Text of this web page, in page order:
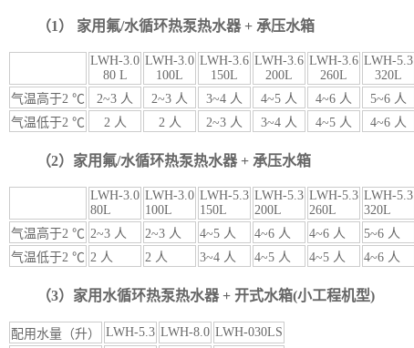
（1） 家用氟/水循环热泵热水器 + 承压水箱
LWH-3.0
80 L
LWH-3.0
100L
LWH-3.6
150L
LWH-3.6
200L
LWH-3.6
260L
LWH-5.3
320L
气温高于2 ℃
2~3 人 2~3 人 3~4 人 4~5 人 4~6 人 5~6 人
气温低于2 ℃
2 人 2 人 2~3 人 3~4 人 4~5 人 4~6 人
（2）家用氟/水循环热泵热水器 + 承压水箱
LWH-3.0
80L
LWH-3.0
100L
LWH-5.3
150L
LWH-5.3
200L
LWH-5.3
260L
LWH-5.3
320L
气温高于2 ℃ 2~3 人 2~3 人 4~5 人 4~6 人 4~6 人 5~6 人
气温低于2 ℃ 2 人 2 人 3~4 人 4~5 人 4~5 人 4~6 人
（3）家用水循环热泵热水器 + 开式水箱(小工程机型)
配用水量（升） LWH-5.3 LWH-8.0 LWH-030LS